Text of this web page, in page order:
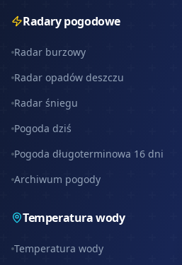
Radary pogodowe
Radar burzowy
Radar opadów deszczu
Radar śniegu
Pogoda dziś
Pogoda długoterminowa 16 dni
Archiwum pogody
Temperatura wody
Temperatura wody